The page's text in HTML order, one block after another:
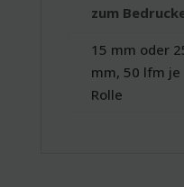
zum
15 mm oder
mm, 50 lfm je
Rolle